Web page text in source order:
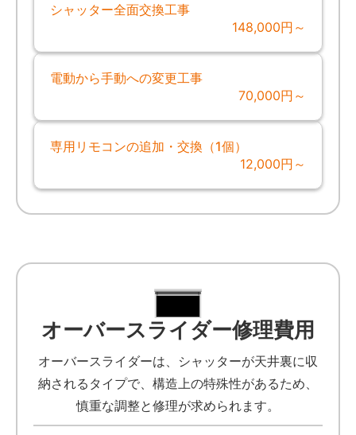
シャッター全面交換工事
148,000円～
電動から手動への変更工事
70,000円～
専用リモコンの追加・交換（1個）
12,000円～
オーバースライダー修理費用
オーバースライダーは、シャッターが天井裏に収
納されるタイプで、構造上の特殊性があるため、
慎重な調整と修理が求められます。